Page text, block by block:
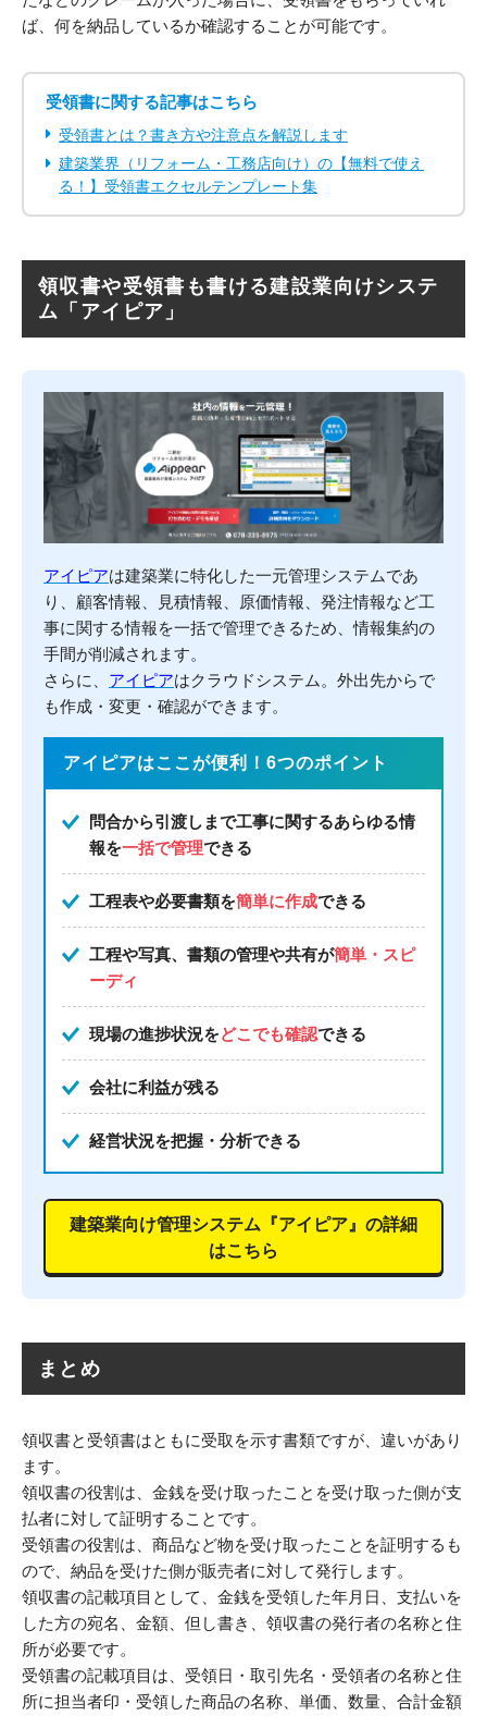
ば、何を納品しているか確認することが可能です。
受領書に関する記事はこちら
受領書とは？書き方や注意点を解説します
建築業界（リフォーム・工務店向け）の【無料で使え
る！】受領書エクセルテンプレート集
領収書や受領書も書ける建設業向けシステ
ム「アイピア」
アイピアは建築業に特化した一元管理システムであ
り、顧客情報、見積情報、原価情報、発注情報など工
事に関する情報を一括で管理できるため、情報集約の
手間が削減されます。
さらに、 アイピアはクラウドシステム。外出先からで
も作成・変更・確認ができます。
アイピアはここが便利！6つのポイント
問合から引渡しまで工事に関するあらゆる情
報を一括で管理できる
工程表や必要書類を簡単に作成できる
工程や写真、書類の管理や共有が簡単・スピ
ーディ
現場の進捗状況をどこでも確認できる
会社に利益が残る
経営状況を把握・分析できる
建築業向け管理システム『アイピア』の詳細
はこちら
まとめ
領収書と受領書はともに受取を示す書類ですが、違いがあり
ます。
領収書の役割は、金銭を受け取ったことを受け取った側が支
払者に対して証明することです。
受領書の役割は、商品など物を受け取ったことを証明するも
ので、納品を受けた側が販売者に対して発行します。
領収書の記載項目として、金銭を受領した年月日、支払いを
した方の宛名、金額、但し書き、領収書の発行者の名称と住
所が必要です。
受領書の記載項目は、受領日・取引先名・受領者の名称と住
所に担当者印・受領した商品の名称、単価、数量、合計金額